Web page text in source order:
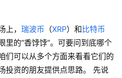
， 瑞波币 （XRP）和 比特币
里的“香饽饽”。可要问到底哪个
们可以从多个方面来看看它们的
投资的朋友提供点思路。 先说